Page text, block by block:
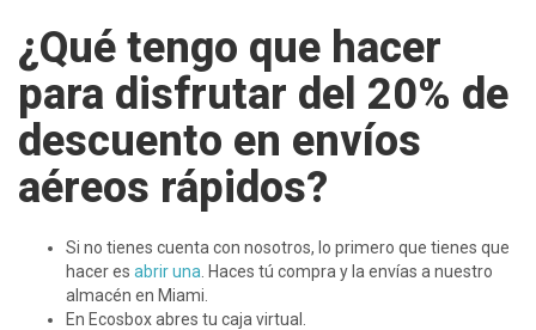
¿Qué tengo que hacer
para disfrutar del 20% de
descuento en envíos
aéreos rápidos?
Si no tienes cuenta con nosotros, lo primero que tienes que
hacer es abrir una . Haces tú compra y la envías a nuestro
almacén en Miami.
En Ecosbox abres tu caja virtual.